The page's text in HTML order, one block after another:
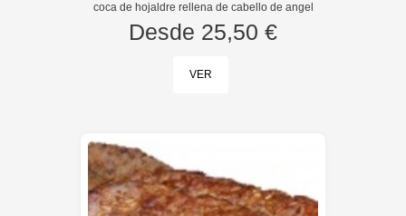
coca de hojaldre rellena de cabello de angel
Desde 25,50 €
VER